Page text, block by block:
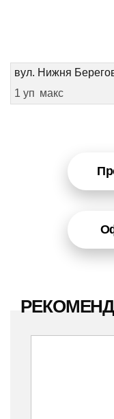
вул. Нижня
1 уп макс